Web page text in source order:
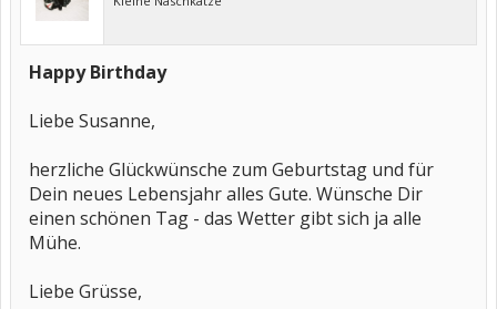
Happy Birthday
Liebe Susanne,
herzliche Glückwünsche zum Geburtstag und für
Dein neues Lebensjahr alles Gute. Wünsche Dir
einen schönen Tag - das Wetter gibt sich ja alle
Mühe.
Liebe Grüsse,